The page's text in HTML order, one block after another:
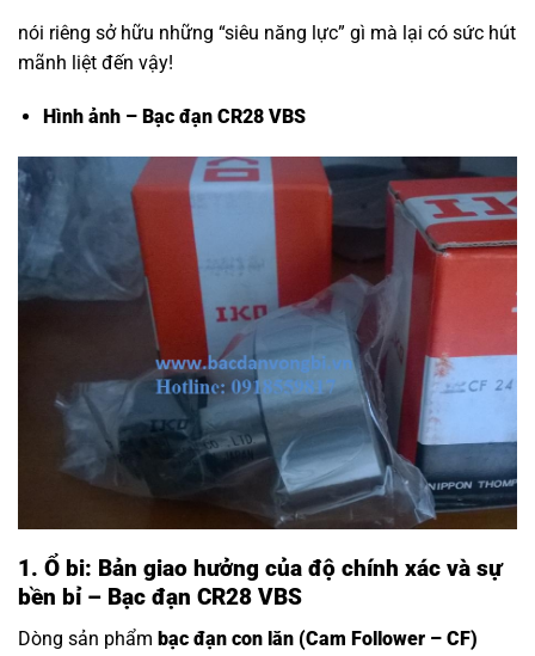
nói riêng sở hữu những “siêu năng lực” gì mà lại có sức hút
mãnh liệt đến vậy!
Hình ảnh – Bạc đạn CR28 VBS
1. Ổ bi: Bản giao hưởng của độ chính xác và sự
bền bỉ – Bạc đạn CR28 VBS
Dòng sản phẩm bạc đạn con lăn (Cam Follower – CF)